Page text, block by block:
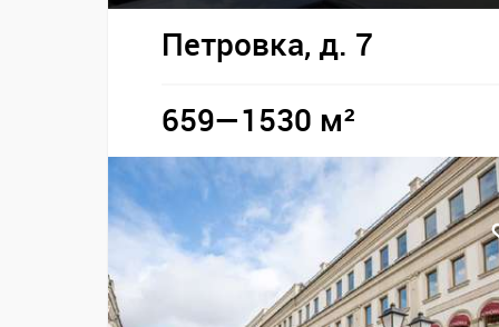
Петровка, д. 7
659—1530 м²